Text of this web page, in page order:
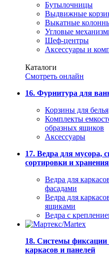
Бутылочницы
Выдвижные
Выкатные
Угловые
Шеф-центры
Аксессуары и
Каталоги
Смотреть онлайн
16. Фурнитура для
Корзины для белья
Комплекты
образных ящиков
Аксессуары
17. Ведра для мусора,
сортировки и хранения
Ведра для
фасадами
Ведра для
ящиками
Ведра с
18. Системы фиксации
каркасов и панелей